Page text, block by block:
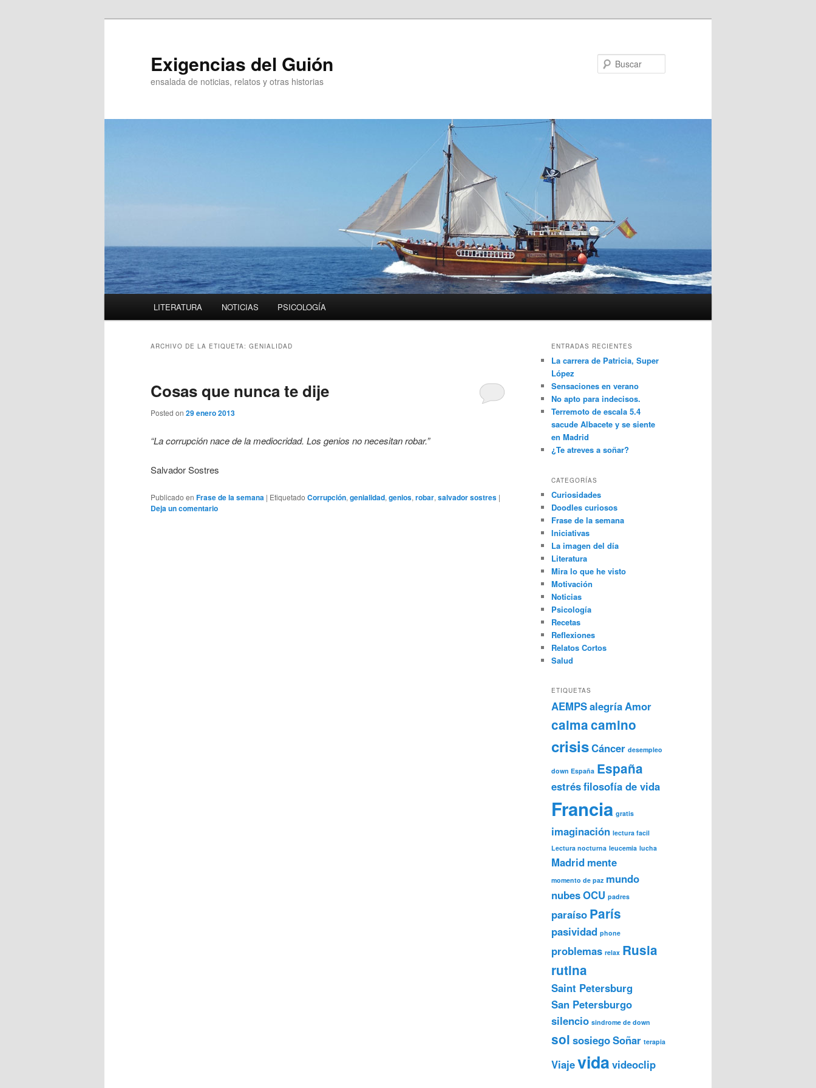
Exigencias del Guión
ensalada de noticias, relatos y otras historias
LITERATURA NOTICIAS PSICOLOGÍA
ARCHIVO DE LA ETIQUETA: GENIALIDAD
Cosas que nunca te dije
Posted on 29 enero 2013
“La corrupción nace de la mediocridad. Los genios no necesitan robar.”
Salvador Sostres
Publicado en Frase de la semana | Etiquetado Corrupción, genialidad, genios, robar, salvador sostres |
Deja un comentario
ENTRADAS RECIENTES
La carrera de Patricia, Super
López
Sensaciones en verano
No apto para indecisos.
Terremoto de escala 5.4
sacude Albacete y se siente
en Madrid
¿Te atreves a soñar?
CATEGORÍAS
Curiosidades
Doodles curiosos
Frase de la semana
Iniciativas
La imagen del día
Literatura
Mira lo que he visto
Motivación
Noticias
Psicología
Recetas
Reflexiones
Relatos Cortos
Salud
ETIQUETAS
AEMPSalegríaAmor
calmacamino
crisisCáncer desempleo
down España España
estrésfilosofía de vida
Francia gratis
imaginación lectura facil
Lectura nocturna leucemia lucha
Madrid mente
momento de paz mundo
nubesOCU padres
paraíso París
pasividad phone
problemas relax Rusia
rutina
Saint Petersburg
San Petersburgo
silencio sindrome de down
sol sosiegoSoñar terapia
Viajevida videoclip